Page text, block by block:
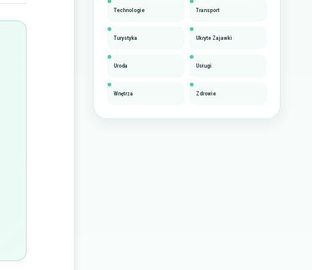
Technologie Transport
Turystyka Ukryte Zajawki
Uroda Usługi
Wnętrza Zdrowie